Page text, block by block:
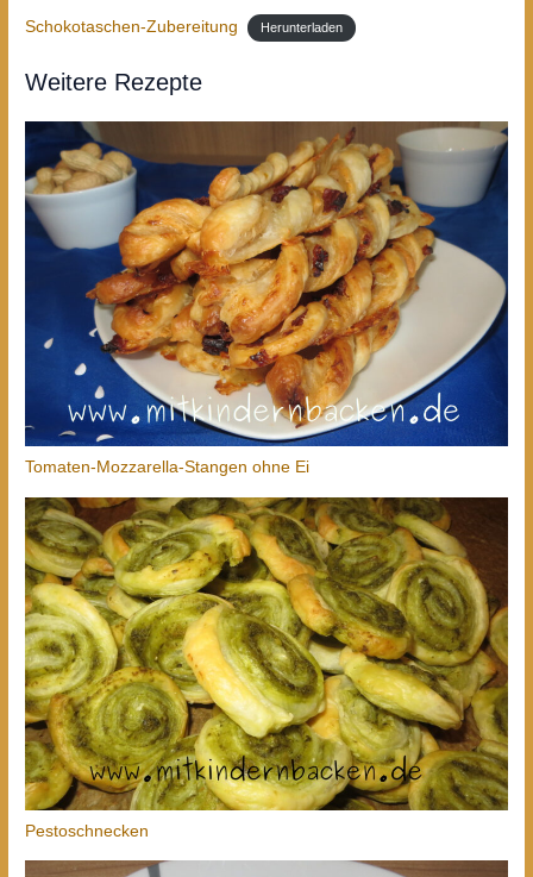
Schokotaschen-Zubereitung Herunterladen
Weitere Rezepte
Tomaten-Mozzarella-Stangen ohne Ei
Pestoschnecken